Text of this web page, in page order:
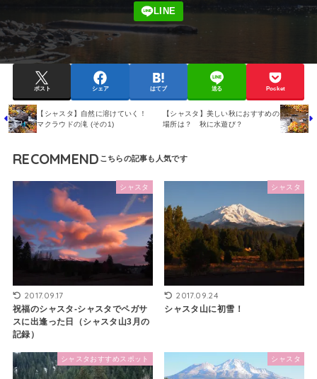
ポスト シェア はてブ 送る Pocket
【シャスタ】自然に溶けていく！
マクラウドの滝 (その1)
【シャスタ】美しい秋におすすめの
場所は？ 秋に水遊び？
RECOMMEND
シャスタ
2017.09.17
祝福のシャスタ-シャスタでペガサ
スに出逢った日（シャスタ山3月の
記録）
シャスタ
2017.09.24
シャスタ山に初雪！
シャスタおすすめスポット シャスタ